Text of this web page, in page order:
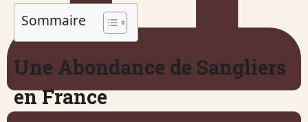
Sommaire
Une Abondance de Sangliers
en France